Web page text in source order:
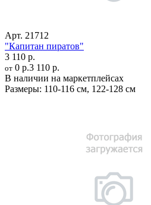
Арт. 21712
"Капитан пиратов"
3 110 р.
от 0 р.3 110 р.
В наличии на маркетплейсах
Размеры: 110-116 см, 122-128 см